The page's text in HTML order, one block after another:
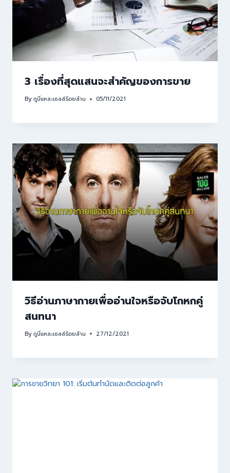
3 เรื่องที่สุดแสนจะสำคัญของการขาย
Byกูนี่แหละเซลล์ร้อยล้าน 05/11/2021
วิธีอ่านภาษากายเพื่ออ่านใจหรือจับโกหกคู่
สนทนา
Byกูนี่แหละเซลล์ร้อยล้าน 27/12/2021